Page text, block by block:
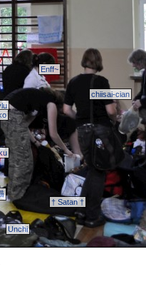
chiisai-cian
Enff~
† Satan †
Unchi